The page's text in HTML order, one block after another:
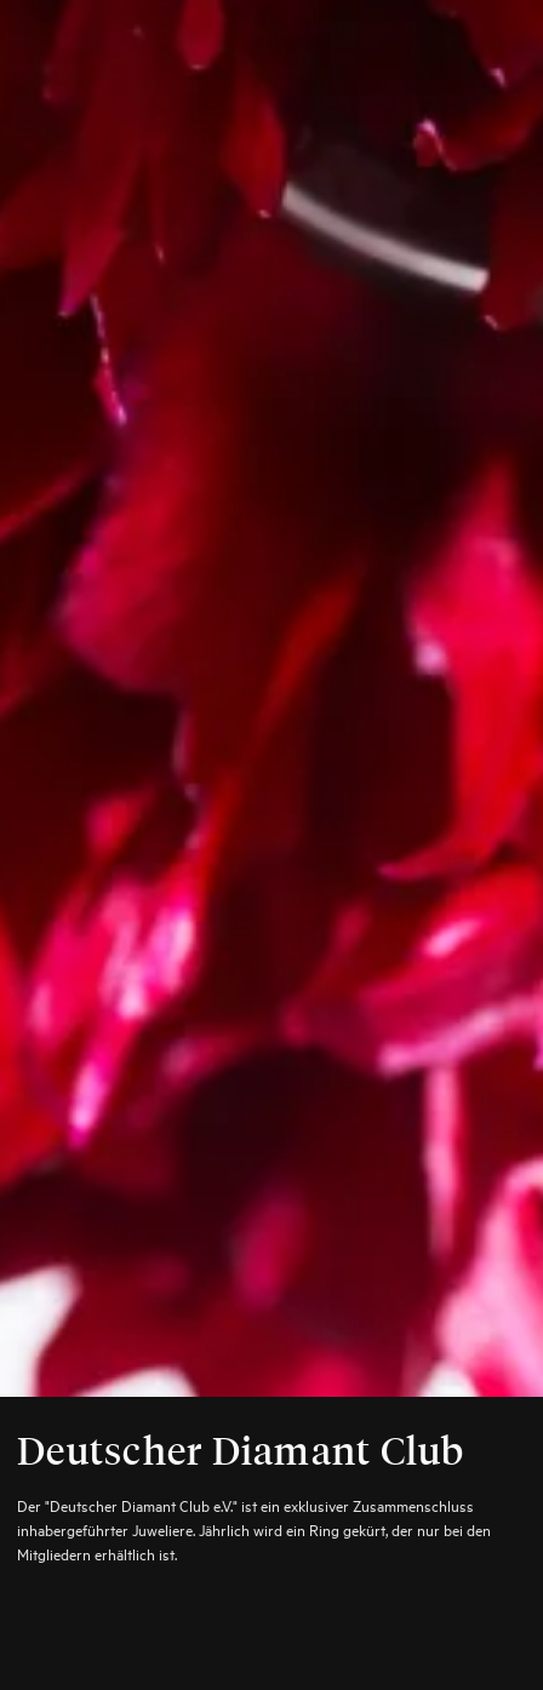
Deutscher Diamant Club
Der "Deutscher Diamant Club e.V." ist ein exklusiver Zusammenschluss
inhabergeführter Juweliere. Jährlich wird ein Ring gekürt, der nur bei den
Mitgliedern erhältlich ist.